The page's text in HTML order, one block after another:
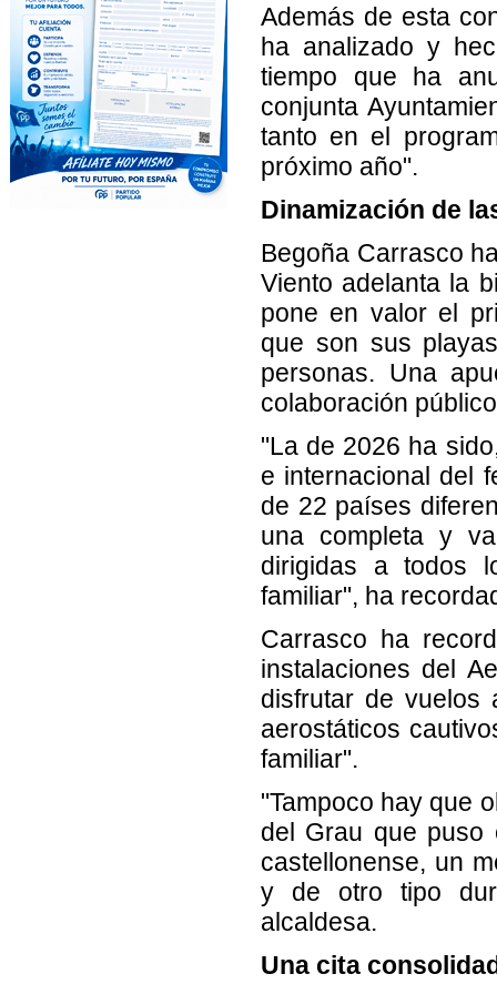
Además de esta
ha analizado y
tiempo que ha
conjunta
tanto en el
próximo año".
Dinamización de
Begoña Carrasco
Viento adelanta la
pone en valor el
que son sus
personas. Una
colaboración
"La de 2026 ha
e internacional del
de 22 países
una completa y
dirigidas a todos
familiar", ha
Carrasco ha
instalaciones del
disfrutar de vuelos
aerostáticos
familiar".
"Tampoco hay que
del Grau que puso
castellonense, un
y de otro tipo
alcaldesa.
Una cita